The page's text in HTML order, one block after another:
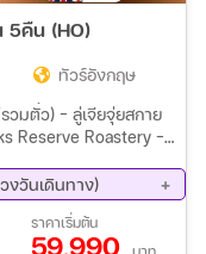
5คืน (HO)
ทัวร์อังกฤษ
Reserve Roastery –
เอ้าท์เลท วิลเลจ
อนฟิลด์ – แมนเชสเตอร์
เชสเตอร์ สแตรทฟ
งวันเดินทาง)
.ย. 69 - 01 ธ.ค. 69
.ค. 69 - 17 ธ.ค. 69
ราคาเริ่มต้น
59,990